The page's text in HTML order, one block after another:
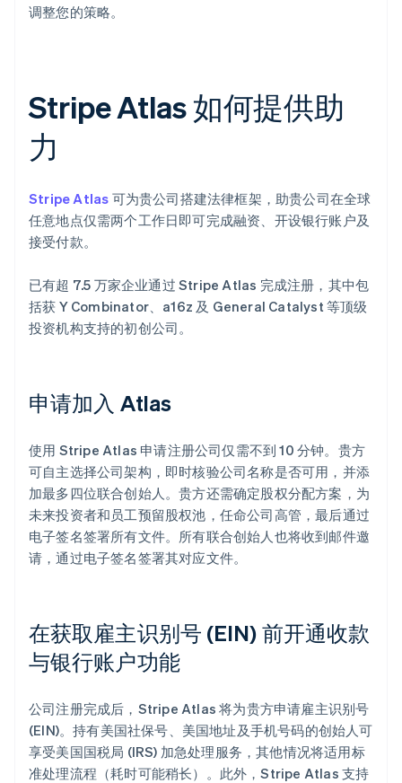
调整您的策略。
Stripe Atlas 如何提供助
力
Stripe Atlas 可为贵公司搭建法律框架，助贵公司在全球
任意地点仅需两个工作日即可完成融资、开设银行账户及
接受付款。
已有超 7.5 万家企业通过 Stripe Atlas 完成注册，其中包
括获 Y Combinator、a16z 及 General Catalyst 等顶级
投资机构支持的初创公司。
申请加入 Atlas
使用 Stripe Atlas 申请注册公司仅需不到 10 分钟。贵方
可自主选择公司架构，即时核验公司名称是否可用，并添
加最多四位联合创始人。贵方还需确定股权分配方案，为
未来投资者和员工预留股权池，任命公司高管，最后通过
电子签名签署所有文件。所有联合创始人也将收到邮件邀
请，通过电子签名签署其对应文件。
在获取雇主识别号 (EIN) 前开通收款
与银行账户功能
公司注册完成后，Stripe Atlas 将为贵方申请雇主识别号
(EIN)。持有美国社保号、美国地址及手机号码的创始人可
享受美国国税局 (IRS) 加急处理服务，其他情况将适用标
准处理流程（耗时可能稍长）。此外，Stripe Atlas 支持